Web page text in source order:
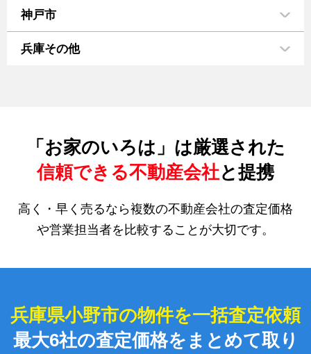
神戸市
兵庫その他
「お家のいろは」は厳選された
信頼できる不動産会社と提携
高く・早く売るなら複数の不動産会社の査定価格
や営業担当者を比較することが大切です。
兵庫県小野市の物件を一括査定依頼
最大6社の査定価格をまとめて取り